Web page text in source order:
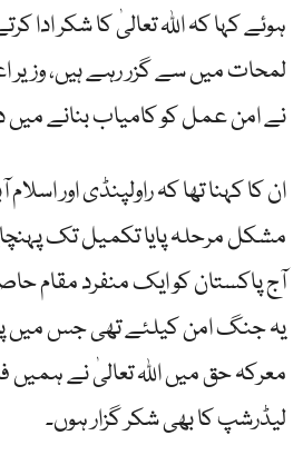
ہوئے کہا کہ اللہ تعالیٰ کا شکر ادا
لمحات میں سے گزر رہے ہیں، وزیر
نے امن عمل کو کامیاب بنانے میں
ان کا کہنا تھا کہ راولپنڈی اور
آج پاکستان کو ایک منفرد مقام
یہ جنگ امن کیلئے تھی جس میں
معرکہ حق میں اللہ تعالیٰ نے ہمیں
لیڈرشپ کا بھی شکر گزار ہوں۔